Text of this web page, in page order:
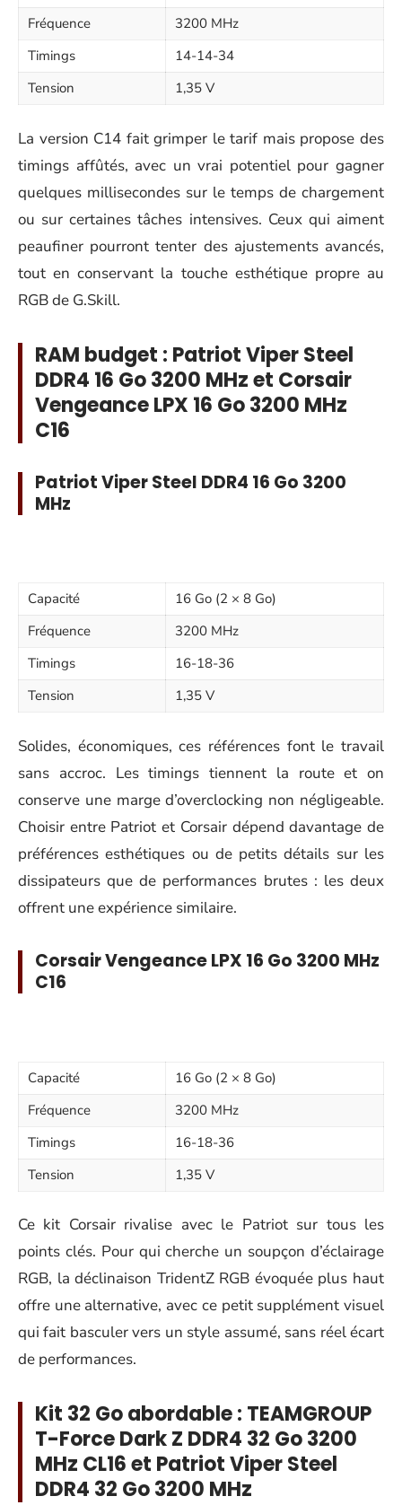
Fréquence
3200 MHz
Timings
14-14-34
Tension
1,35 V
La version C14 fait grimper le tarif mais propose des
timings affûtés, avec un vrai potentiel pour gagner
quelques millisecondes sur le temps de chargement
ou sur certaines tâches intensives. Ceux qui aiment
peaufiner pourront tenter des ajustements avancés,
tout en conservant la touche esthétique propre au
RGB de G.Skill.
RAM budget : Patriot Viper Steel
DDR4 16 Go 3200 MHz et Corsair
Vengeance LPX 16 Go 3200 MHz
C16
Patriot Viper Steel DDR4 16 Go 3200
MHz
Capacité
16 Go (2 × 8 Go)
Fréquence
3200 MHz
Timings
16-18-36
Tension
1,35 V
Solides, économiques, ces références font le travail
sans accroc. Les timings tiennent la route et on
conserve une marge d’overclocking non négligeable.
Choisir entre Patriot et Corsair dépend davantage de
préférences esthétiques ou de petits détails sur les
dissipateurs que de performances brutes : les deux
offrent une expérience similaire.
Corsair Vengeance LPX 16 Go 3200 MHz
C16
Capacité
16 Go (2 × 8 Go)
Fréquence
3200 MHz
Timings
16-18-36
Tension
1,35 V
Ce kit Corsair rivalise avec le Patriot sur tous les
points clés. Pour qui cherche un soupçon d’éclairage
RGB, la déclinaison TridentZ RGB évoquée plus haut
offre une alternative, avec ce petit supplément visuel
qui fait basculer vers un style assumé, sans réel écart
de performances.
Kit 32 Go abordable : TEAMGROUP
T-Force Dark Z DDR4 32 Go 3200
MHz CL16 et Patriot Viper Steel
DDR4 32 Go 3200 MHz